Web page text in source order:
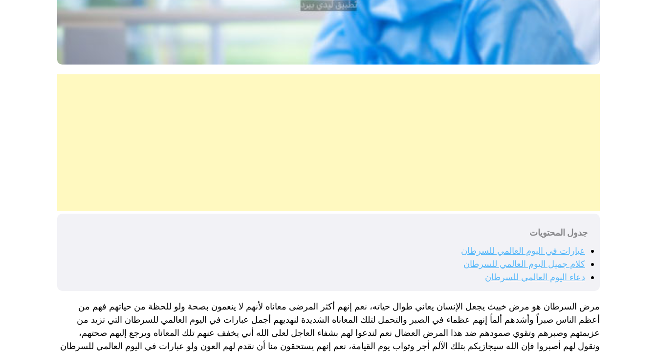
جدول المحتويات
عبارات في اليوم العالمي للسرطان
كلام جميل اليوم العالمي للسرطان
دعاء اليوم العالمي للسرطان
مرض السرطان هو مرض خبيث يجعل الإنسان يعاني طوال حياته، نعم إنهم أكثر المرضى معاناه لأنهم لا ينعمون بصحة ولو للحظة من حياتهم فهم من
أعظم الناس صبراً وأشدهم ألماً إنهم عظماء في الصبر والتحمل لتلك المعاناه الشديدة لنهديهم أجمل عبارات في اليوم العالمي للسرطان التي تزيد من
عزيمتهم وصبرهم وتقوي صمودهم ضد هذا المرض العضال نعم لندعوا لهم بشفاء العاجل لعلى الله أني يخفف عنهم تلك المعاناه ويرجع إليهم صحتهم،
ونقول لهم أصبروا فإن الله سيجازيكم بتلك الآلم أجر وثواب يوم القيامة، نعم إنهم يستحقون منا أن نقدم لهم العون ولو عبارات في اليوم العالمي للسرطان